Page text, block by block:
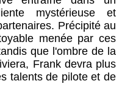
mystérieuse et
Précipité au
menée par ces
que l'ombre de la
Frank devra plus
talents de pilote et de